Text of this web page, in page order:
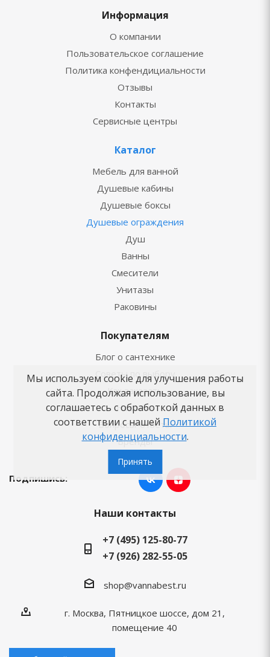
Информация
О компании
Пользовательское соглашение
Политика конфендициальности
Отзывы
Контакты
Сервисные центры
Каталог
Мебель для ванной
Душевые кабины
Душевые боксы
Душевые ограждения
Душ
Ванны
Смесители
Унитазы
Раковины
Покупателям
Блог о сантехнике
Советы по выбору
Как заказать
Новости
Вопросы-ответы
Бренды
Подпишись:
Наши контакты
+7 (495) 125-80-77
+7 (926) 282-55-05
shop@vannabest.ru
г. Москва, Пятницкое шоссе, дом 21,
помещение 40
Мы используем cookie для улучшения работы
сайта. Продолжая использование, вы
соглашаетесь с обработкой данных в
соответствии с нашей Политикой
конфиденциальности.
Принять